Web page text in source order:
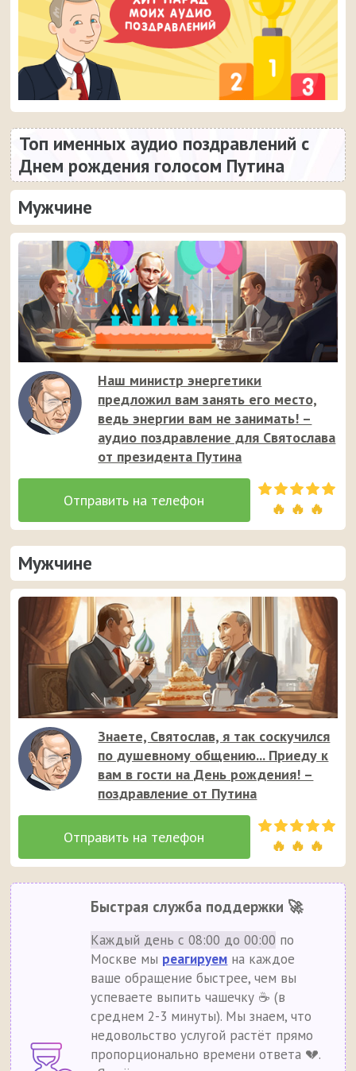
Топ именных аудио поздравлений с
Днем рождения голосом Путина
Мужчине
Наш министр энергетики
предложил вам занять его место,
ведь энергии вам не занимать! –
аудио поздравление для Святослава
от президента Путина
🔥 🔥 🔥
Мужчине
Знаете, Святослав, я так соскучился
по душевному общению... Приеду к
вам в гости на День рождения! –
поздравление от Путина
🔥 🔥 🔥
Быстрая служба поддержки 🚀
Каждый день с 08:00 до 00:00 по
Москве мы реагируем на каждое
ваше обращение быстрее, чем вы
успеваете выпить чашечку ☕ (в
среднем 2-3 минуты). Мы знаем, что
недовольство услугой растёт прямо
пропорционально времени ответа 💔.